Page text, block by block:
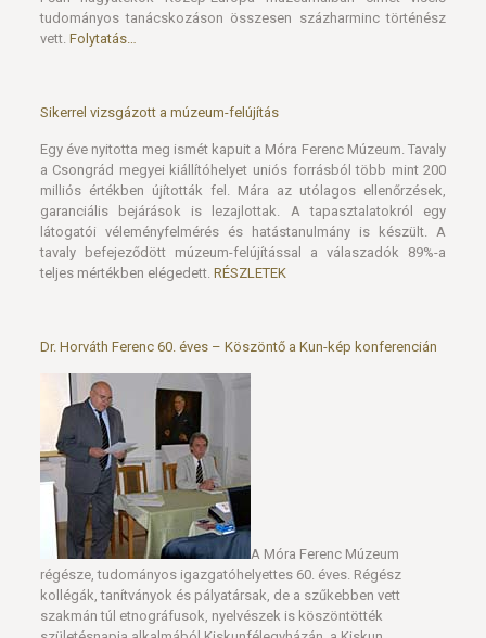
Sikerrel vizsgázott a múzeum-felújítás
milliós értékben újították fel. Mára az utólagos ellenőrzések,
látogatói véleményfelmérés és hatástanulmány is készült. A
tavaly befejeződött múzeum-felújítással a válaszadók 89%-a
teljes mértékben elégedett.RÉSZLETEK
Dr. Horváth Ferenc 60. éves – Köszöntő a Kun-kép konferencián
régésze, tudományos igazgatóhelyettes 60. éves. Régész
kollégák, tanítványok és pályatársak, de a szűkebben vett
szakmán túl etnográfusok, nyelvészek is köszöntötték
születésnapja alkalmából Kiskunfélegyházán, a Kiskun
Múzeumban egy, a tiszteletére rendezett régészeti konferencián.
Folytatás…